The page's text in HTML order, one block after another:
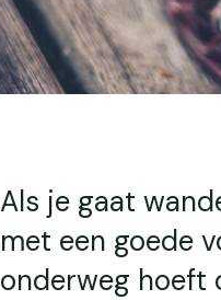
Als je gaat
met een goede
onderweg hoeft